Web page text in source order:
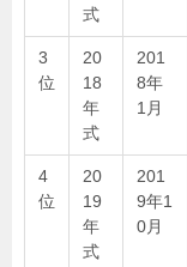
式
3
位
20
18
年
式
201
8年
1月
4
位
20
19
年
式
201
9年1
0月